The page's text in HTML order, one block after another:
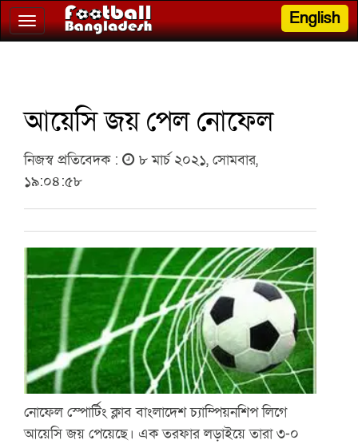
Toggle
navigation
English
আয়েসি জয় পেল নোফেল
নিজস্ব প্রতিবেদক :
৮ মার্চ ২০২১, সোমবার,
১৯:০৪:৫৮
নোফেল স্পোর্টিং ক্লাব বাংলাদেশ চ্যাম্পিয়নশিপ লিগে
আয়েসি জয় পেয়েছে। এক তরফার লড়াইয়ে তারা ৩-০